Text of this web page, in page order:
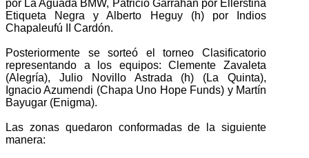
por La Aguada BMW, Patricio Garrahan por Ellerstina
Etiqueta Negra y Alberto Heguy (h) por Indios
Chapaleufú II Cardón.
Posteriormente se sorteó el torneo Clasificatorio
representando a los equipos: Clemente Zavaleta
(Alegría), Julio Novillo Astrada (h) (La Quinta),
Ignacio Azumendi (Chapa Uno Hope Funds) y Martín
Bayugar (Enigma).
Las zonas quedaron conformadas de la siguiente
manera: